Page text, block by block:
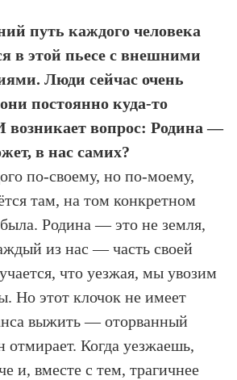
путь каждого человека
в этой пьесе с внешними
Люди сейчас очень
постоянно куда-то
возникает вопрос: Родина —
в нас самих?
по-своему, но по-моему,
там, на том конкретном
Родина — это не земля,
из нас — часть своей
что уезжая, мы увозим
Но этот клочок не имеет
выжить — оторванный
отмирает. Когда уезжаешь,
и, вместе с тем, трагичнее